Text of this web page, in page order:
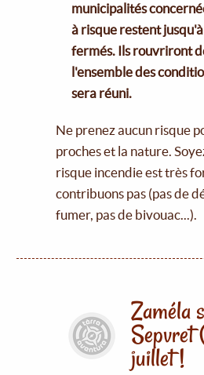
municipalités
à risque restent
fermés. Ils rouvriront
l'ensemble des
sera réuni.
Ne prenez aucun risque
proches et la nature.
risque incendie est très
contribuons pas (pas de
fumer, pas de bivouac...).
Zaméla
Sepvret
juillet !